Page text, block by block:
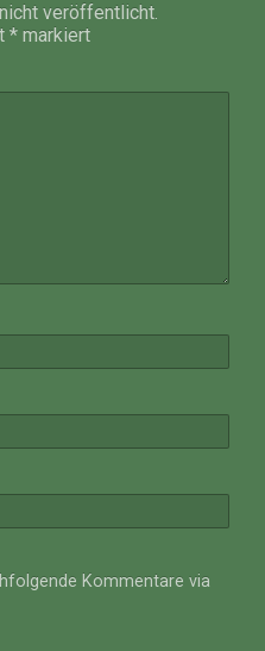
veröffentlicht.
* markiert
Kommentare via